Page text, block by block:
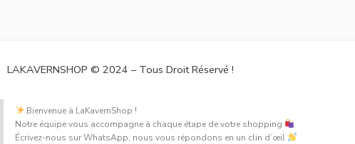
LAKAVERNSHOP © 2024 – Tous Droit Réservé !
Bienvenue à LaKavernShop !
Notre équipe vous accompagne à chaque étape de votre shopping
Écrivez-nous sur WhatsApp, nous vous répondons en un clin d’œil